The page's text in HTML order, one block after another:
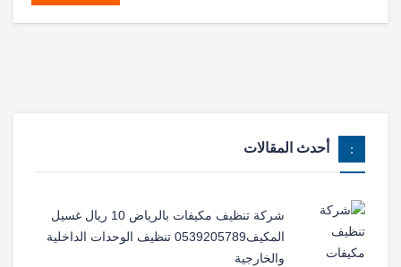
أحدث المقالات
شركة تنظيف مكيفات بالرياض 10 ريال غسيل
المكيف0539205789 تنظيف الوحدات الداخلية
والخارجية